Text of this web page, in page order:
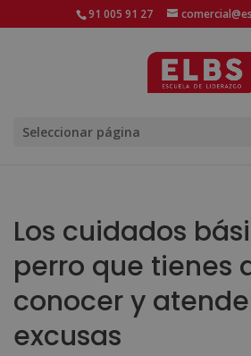
91 005 91 27
Seleccionar página
Los cuidados
perro que tienes
conocer y
excusas